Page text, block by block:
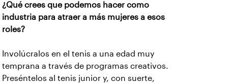
¿Qué crees que podemos hacer como
industria para atraer a más mujeres a esos
roles?
Involúcralos en el tenis a una edad muy
temprana a través de programas creativos.
Preséntelos al tenis junior y, con suerte,